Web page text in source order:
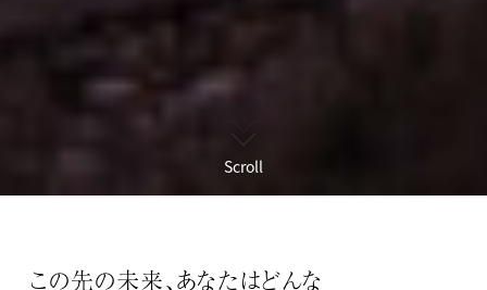
Scroll
この先の未来、あなたはどんな